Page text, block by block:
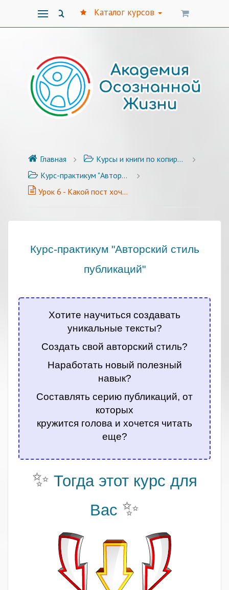
Каталог курсов
Главная
Курсы и книги по копирайтингу
Курс-практикум "Авторский стиль публикаций" - 25 уроков с примерами и заданиями
Урок 6 - Какой пост хочется дочитать до конца?
Курс-практикум "Авторский стиль
публикаций"
Хотите научиться создавать
уникальные тексты?
Создать свой авторский стиль?
Наработать новый полезный
навык?
Составлять серию публикаций, от
которых
кружится голова и хочется читать
еще?
✨ Тогда этот курс для
Вас ✨